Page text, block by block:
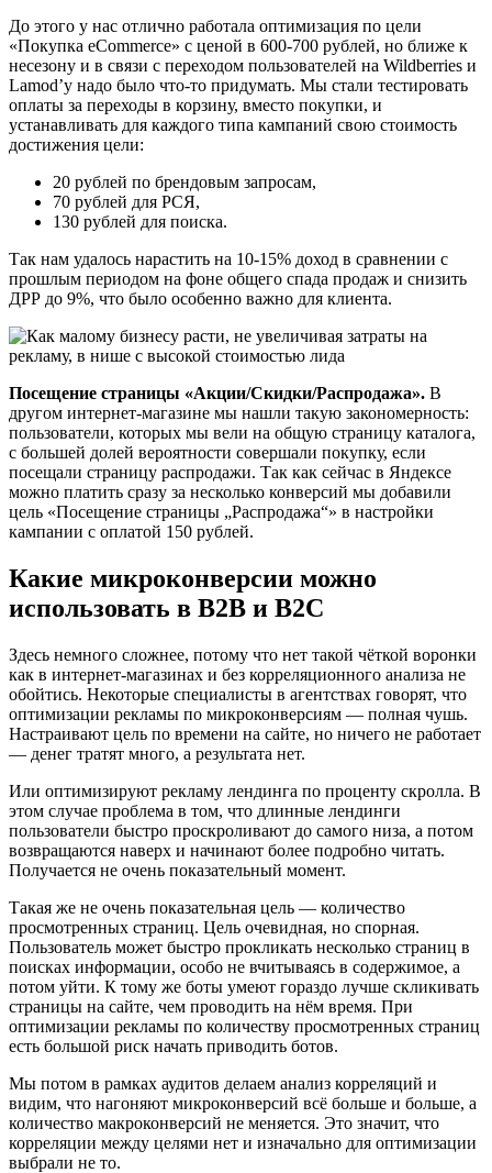
До этого у нас отлично работала оптимизация по цели
«Покупка eCommerce» с ценой в 600-700 рублей, но ближе к
несезону и в связи с переходом пользователей на Wildberries и
Lamod’у надо было что-то придумать. Мы стали тестировать
оплаты за переходы в корзину, вместо покупки, и
устанавливать для каждого типа кампаний свою стоимость
достижения цели:
20 рублей по брендовым запросам,
70 рублей для РСЯ,
130 рублей для поиска.
Так нам удалось нарастить на 10-15% доход в сравнении с
прошлым периодом на фоне общего спада продаж и снизить
ДРР до 9%, что было особенно важно для клиента.
Посещение страницы «Акции/Скидки/Распродажа». В
другом интернет-магазине мы нашли такую закономерность:
пользователи, которых мы вели на общую страницу каталога,
с большей долей вероятности совершали покупку, если
посещали страницу распродажи. Так как сейчас в Яндексе
можно платить сразу за несколько конверсий мы добавили
цель «Посещение страницы „Распродажа“» в настройки
кампании с оплатой 150 рублей.
Какие микроконверсии можно
использовать в B2B и B2C
Здесь немного сложнее, потому что нет такой чёткой воронки
как в интернет-магазинах и без корреляционного анализа не
обойтись. Некоторые специалисты в агентствах говорят, что
оптимизации рекламы по микроконверсиям — полная чушь.
Настраивают цель по времени на сайте, но ничего не работает
— денег тратят много, а результата нет.
Или оптимизируют рекламу лендинга по проценту скролла. В
этом случае проблема в том, что длинные лендинги
пользователи быстро проскроливают до самого низа, а потом
возвращаются наверх и начинают более подробно читать.
Получается не очень показательный момент.
Такая же не очень показательная цель — количество
просмотренных страниц. Цель очевидная, но спорная.
Пользователь может быстро прокликать несколько страниц в
поисках информации, особо не вчитываясь в содержимое, а
потом уйти. К тому же боты умеют гораздо лучше скликивать
страницы на сайте, чем проводить на нём время. При
оптимизации рекламы по количеству просмотренных страниц
есть большой риск начать приводить ботов.
Мы потом в рамках аудитов делаем анализ корреляций и
видим, что нагоняют микроконверсий всё больше и больше, а
количество макроконверсий не меняется. Это значит, что
корреляции между целями нет и изначально для оптимизации
выбрали не то.